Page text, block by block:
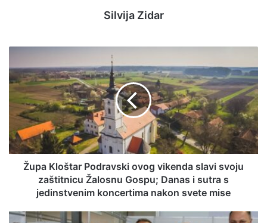
Silvija Zidar
Župa Kloštar Podravski ovog vikenda slavi svoju
zaštitnicu Žalosnu Gospu; Danas i sutra s
jedinstvenim koncertima nakon svete mise